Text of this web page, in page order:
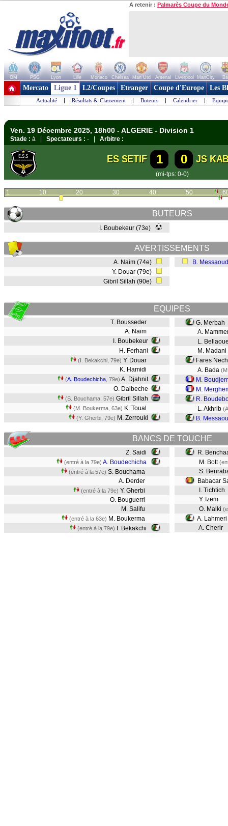
A retenir : Palmarès Coupe du
OM PSG Lyon Lille Monaco Chelsea Man Utd Arsenal Liverpool ManCity
+ de clubs
Mercato Ligue 1 L2/Coupes Etranger Coupe d'Europe Les
Actualité | Résultats & Classement | Buteurs | Calendrier |
Ven. 19 Décembre 2025, 18h00 - ALGERIE - Division 1
Stade : à | Spectateurs : - | Arbitre :
ES SETIF 1 0 JS
(mi-tps: 0-0)
1 10 20 30 40 50
BUTEURS
I. Boubekeur (73e)
AVERTISSEMENTS
A. Naim (74e)
Y. Douar (79e)
Gibril Sillah (90e)
B.
EQUIPES
T. Bousseder
A. Naim
I. Boubekeur
H. Ferhani
(I. Bekakchi, 79e) Y. Douar
K. Hamidi
(A. Boudechicha , 79e) A. Djahnit
O. Daibeche
(S. Bouchama, 57e) Gibril Sillah
(M. Boukerma, 63e) K. Toual
(Y. Gherbi, 79e) M. Zerrouki
G. Merbah
A.
L.
M. Madani
Fares
A. Bada
M.
M.
R.
L. Akhrib
B.
BANCS DE TOUCHE
Z. Saidi
(entré à la 79e) A. Boudechicha
(entré à la 57e) S. Bouchama
A. Derder
(entré à la 79e) Y. Gherbi
O. Bouguerri
M. Salifu
(entré à la 63e) M. Boukerma
(entré à la 79e) I. Bekakchi
R.
M. Bott
S.
Babacar
I. Tichtich
Y. Izem
O. Malki
A. Lahmeri
A. Cherir